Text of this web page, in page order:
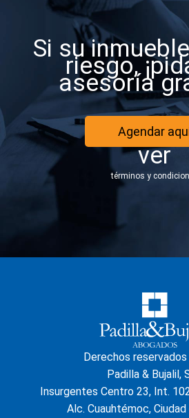
Si su
riesgo,
asesoría
Agendar
ver
términos y
Derechos
Padilla & Bujalil,
Insurgentes Centro 23, Int.
Alc. Cuauhtémoc,